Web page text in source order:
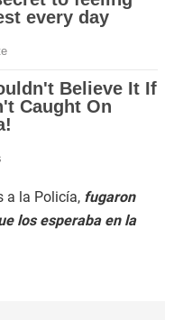
a la Policía, fugaron
los esperaba en la